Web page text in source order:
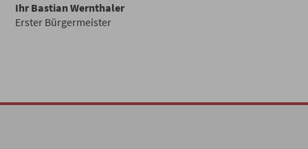
Ihr Bastian Wernthaler
Erster Bürgermeister